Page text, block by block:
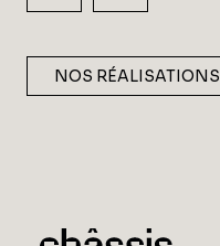
NOS RÉALISATIONS